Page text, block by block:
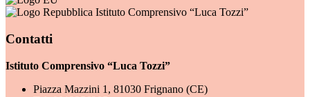
Istituto Comprensivo “Luca Tozzi”
Contatti
Istituto Comprensivo “Luca Tozzi”
Piazza Mazzini 1, 81030 Frignano (CE)